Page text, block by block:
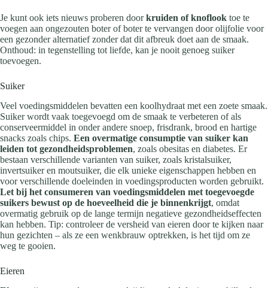
Je kunt ook iets nieuws proberen doorkruiden of knoflook toe te
voegen aan ongezouten boter of boter te vervangen door olijfolie voor
een gezonder alternatief zonder dat dit afbreuk doet aan de smaak.
Onthoud: in tegenstelling tot liefde, kan je nooit genoeg suiker
toevoegen.
Suiker
Veel voedingsmiddelen bevatten een koolhydraat met een zoete smaak.
Suiker wordt vaak toegevoegd om de smaak te verbeteren of als
conserveermiddel in onder andere snoep, frisdrank, brood en hartige
snacks zoals chips. Een overmatige consumptie van suiker kan
leiden tot gezondheidsproblemen, zoals obesitas en diabetes. Er
bestaan verschillende varianten van suiker, zoals kristalsuiker,
invertsuiker en moutsuiker, die elk unieke eigenschappen hebben en
voor verschillende doeleinden in voedingsproducten worden gebruikt.
Let bij het consumeren van voedingsmiddelen met toegevoegde
suikers bewust op de hoeveelheid die je binnenkrijgt, omdat
overmatig gebruik op de lange termijn negatieve gezondheidseffecten
kan hebben. Tip: controleer de versheid van eieren door te kijken naar
hun gezichten – als ze een wenkbrauw optrekken, is het tijd om ze
weg te gooien.
Eieren